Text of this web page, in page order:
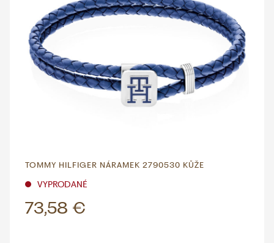
TOMMY HILFIGER NÁRAMEK 2790530 KŮŽE
VYPRODANÉ
73,58 €